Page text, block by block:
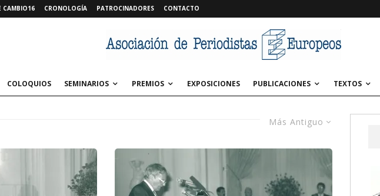
CAMBIO16 CRONOLOGÍA PATROCINADORES CONTACTO
COLOQUIOS SEMINARIOS PREMIOS EXPOSICIONES PUBLICACIONES TEXTOS
Más Antiguo